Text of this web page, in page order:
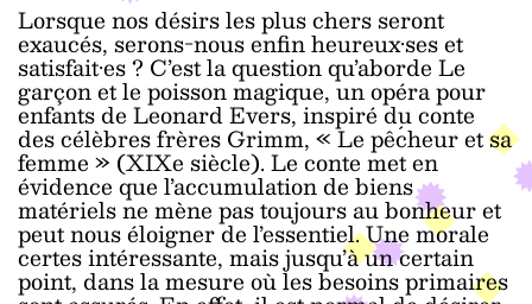
Lorsque nos désirs les plus chers seront
exaucés, serons-nous enfin heureux·ses et
satisfait·es ? C’est la question qu’aborde Le
garçon et le poisson magique, un opéra pour
enfants de Leonard Evers, inspiré du conte
des célèbres frères Grimm, « Le pếcheur et sa
femme » (XIXe siècle). Le conte met en
évidence que l’accumulation de biens
matériels ne mène pas toujours au bonheur et
peut nous éloigner de l’essentiel. Une morale
certes intéressante, mais jusqu’à un certain
point, dans la mesure où les besoins primaires